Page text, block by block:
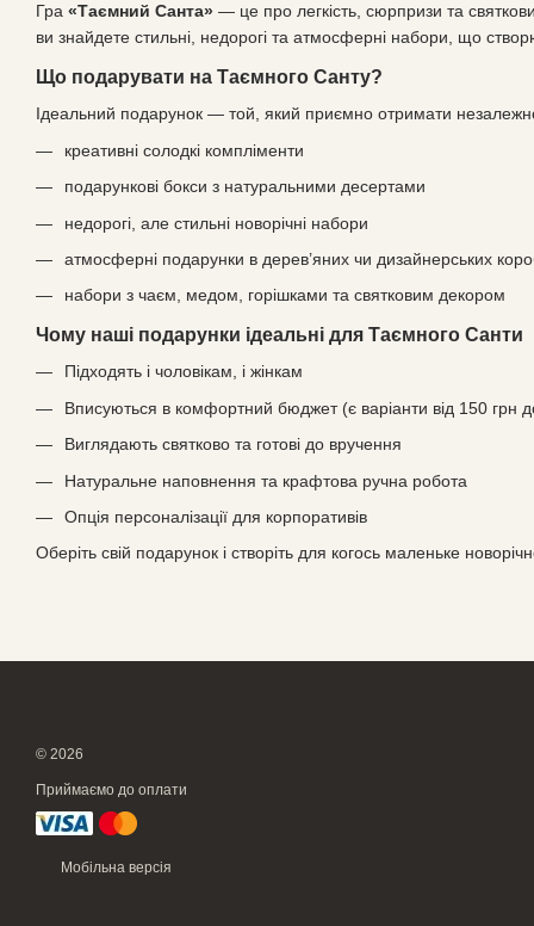
Гра «Таємний Санта» — це про легкість, сюрпризи та
ви знайдете стильні, недорогі та атмосферні набори, що
Що подарувати на Таємного Санту?
Ідеальний подарунок — той, який приємно отримати
креативні солодкі компліменти
подарункові бокси з натуральними десертами
недорогі, але стильні новорічні набори
атмосферні подарунки в дерев’яних чи дизайнерських
набори з чаєм, медом, горішками та святковим декором
Чому наші подарунки ідеальні для Таємного Санти
Підходять і чоловікам, і жінкам
Вписуються в комфортний бюджет (є варіанти від 150 грн
Виглядають святково та готові до вручення
Натуральне наповнення та крафтова ручна робота
Опція персоналізації для корпоративів
Оберіть свій подарунок і створіть для когось маленьке
© 2026
Приймаємо до оплати
Мобільна версія